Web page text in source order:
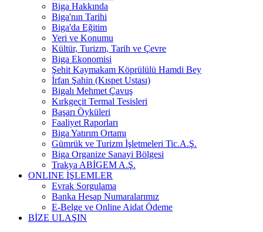
Biga Hakkında
Biga'nın Tarihi
Biga'da Eğitim
Yeri ve Konumu
Kültür, Turizm, Tarih ve Çevre
Biga Ekonomisi
Şehit Kaymakam Köprülülü Hamdi Bey
İrfan Şahin (Kıspet Ustası)
Bigalı Mehmet Çavuş
Kırkgeçit Termal Tesisleri
Başarı Öyküleri
Faaliyet Raporları
Biga Yatırım Ortamı
Gümrük ve Turizm İşletmeleri Tic.A.Ş.
Biga Organize Sanayi Bölgesi
Trakya ABİGEM A.Ş.
ONLINE İŞLEMLER
Evrak Sorgulama
Banka Hesap Numaralarımız
E-Belge ve Online Aidat Ödeme
BİZE ULAŞIN